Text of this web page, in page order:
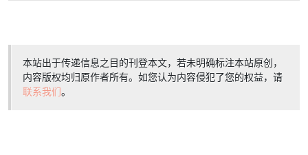
本站出于传递信息之目的刊登本文，若未明确标注本站原创，
内容版权均归原作者所有。如您认为内容侵犯了您的权益，请
联系我们。